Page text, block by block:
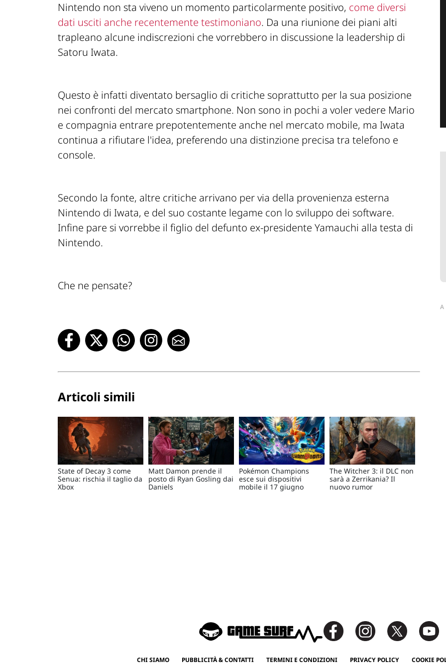
Nintendo non sta viveno un momento particolarmente positivo, come diversi
dati usciti anche recentemente testimoniano. Da una riunione dei piani alti
trapleano alcune indiscrezioni che vorrebbero in discussione la leadership di
Satoru Iwata.
Questo è infatti diventato bersaglio di critiche soprattutto per la sua posizione
nei confronti del mercato smartphone. Non sono in pochi a voler vedere Mario
e compagnia entrare prepotentemente anche nel mercato mobile, ma Iwata
continua a rifiutare l'idea, preferendo una distinzione precisa tra telefono e
console.
Secondo la fonte, altre critiche arrivano per via della provenienza esterna
Nintendo di Iwata, e del suo costante legame con lo sviluppo dei software.
Infine pare si vorrebbe il figlio del defunto ex-presidente Yamauchi alla testa di
Nintendo.
Che ne pensate?
Articoli simili
State of Decay 3 come
Senua: rischia il taglio da
Xbox
Matt Damon prende il
posto di Ryan Gosling dai
Daniels
Pokémon Champions
esce sui dispositivi
mobile il 17 giugno
The Witcher 3: il DLC non
sarà a Zerrikania? Il
nuovo rumor
CHI SIAMO PUBBLICITÀ & CONTATTI TERMINI E CONDIZIONI PRIVACY POLICY COOKIE